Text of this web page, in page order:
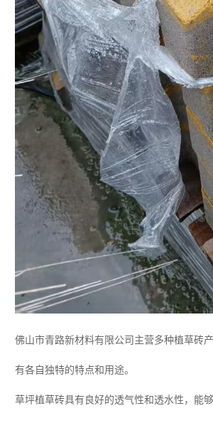
佛山市青路新材料有限公司主营多种植草砖
有各自独特的特点和用途。
草坪植草砖具有良好的透气性和透水性，能